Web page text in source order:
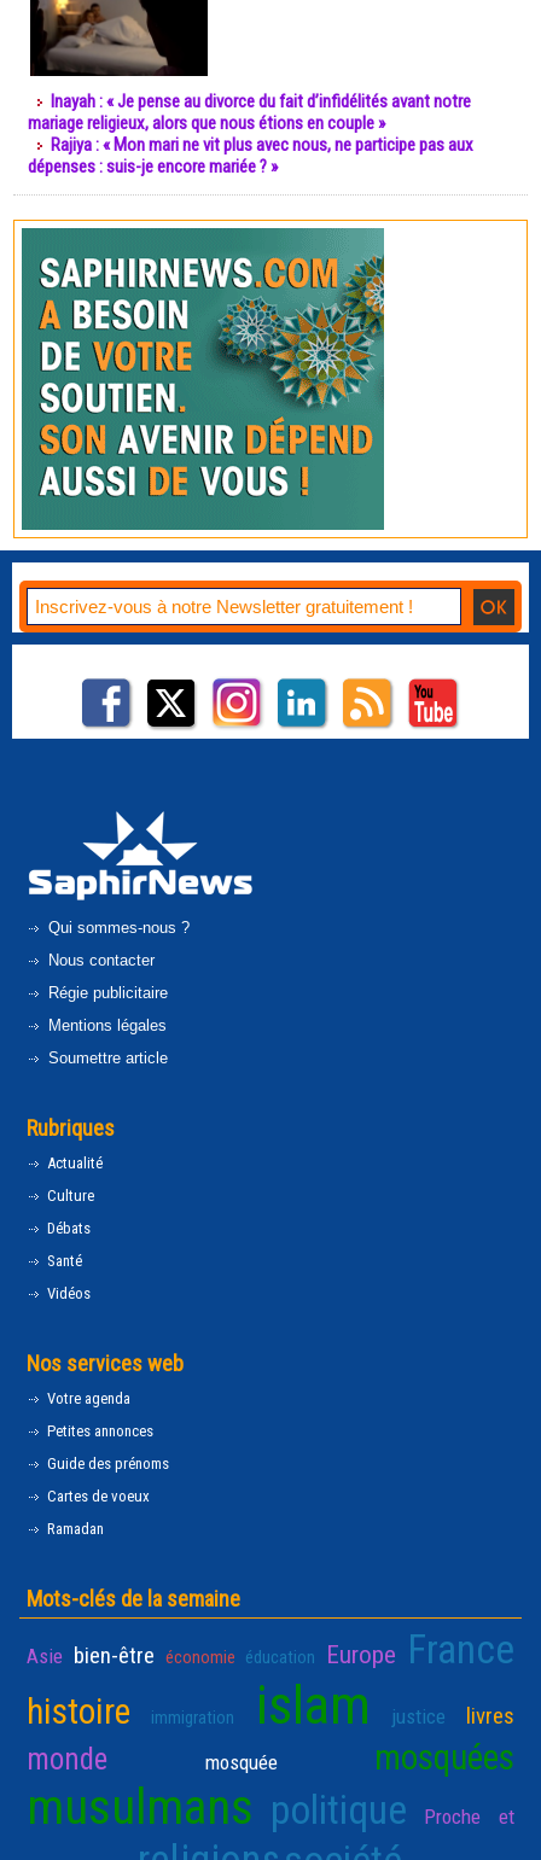
Inayah : « Je pense au divorce du fait d’infidélités avant notre
mariage religieux, alors que nous étions en couple »
Rajiya : « Mon mari ne vit plus avec nous, ne participe pas aux
dépenses : suis-je encore mariée ? »
Qui sommes-nous ?
Nous contacter
Régie publicitaire
Mentions légales
Soumettre article
Rubriques
Actualité
Culture
Débats
Santé
Vidéos
Nos services web
Votre agenda
Petites annonces
Guide des prénoms
Cartes de voeux
Ramadan
Mots-clés de la semaine
Asie bien-être économie éducation Europe France
histoire immigration islam justice livres
monde mosquée mosquées
musulmans politique Proche et